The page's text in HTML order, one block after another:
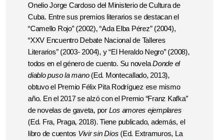
Onelio Jorge Cardoso del Ministerio de Cultura de
Cuba. Entre sus premios literarios se destacan el
“Camello Rojo” (2002), “Ada Elba Pérez” (2004),
“XXV Encuentro Debate Nacional de Talleres
Literarios” (2003- 2004), y “El Heraldo Negro” (2008),
todos en el género de cuento. Su novelaDonde el
diablo puso la mano(Ed. Montecallado, 2013),
obtuvo el Premio Félix Pita Rodríguez ese mismo
año. En el 2017 se alzó con el Premio “Franz Kafka”
de novelas de gaveta, por Los amores ejemplares
(Ed. Fra, Praga, 2018). Tiene publicado, además, el
libro de cuentos Vivir sin Dios (Ed. Extramuros, La